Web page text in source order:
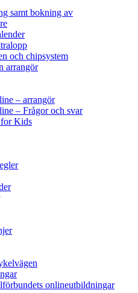
samt bokning av
och chipsystem
arrangör
– arrangör
– Frågor och svar
Kids
onlineutbildningar